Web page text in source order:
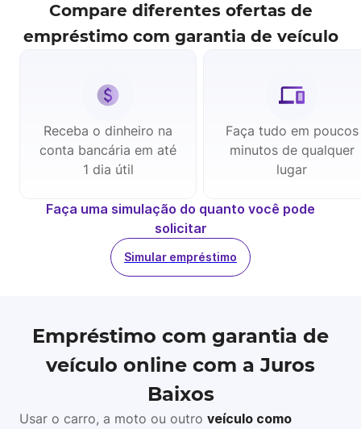
Compare diferentes ofertas de
empréstimo com garantia de veículo
Receba o dinheiro na
conta bancária em até
1 dia útil
Faça tudo em poucos
minutos de qualquer
lugar
Faça uma simulação do quanto você pode
solicitar
Simular empréstimo
Empréstimo com garantia de
veículo online com a Juros
Baixos
Usar o carro, a moto ou outro veículo como